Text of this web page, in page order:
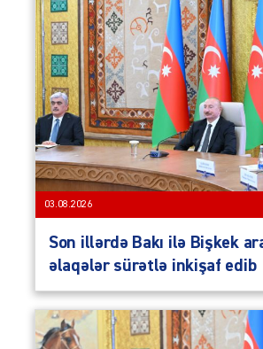
03.08.2026
Son illərdə Bakı ilə Bişkek
əlaqələr sürətlə inkişaf edib